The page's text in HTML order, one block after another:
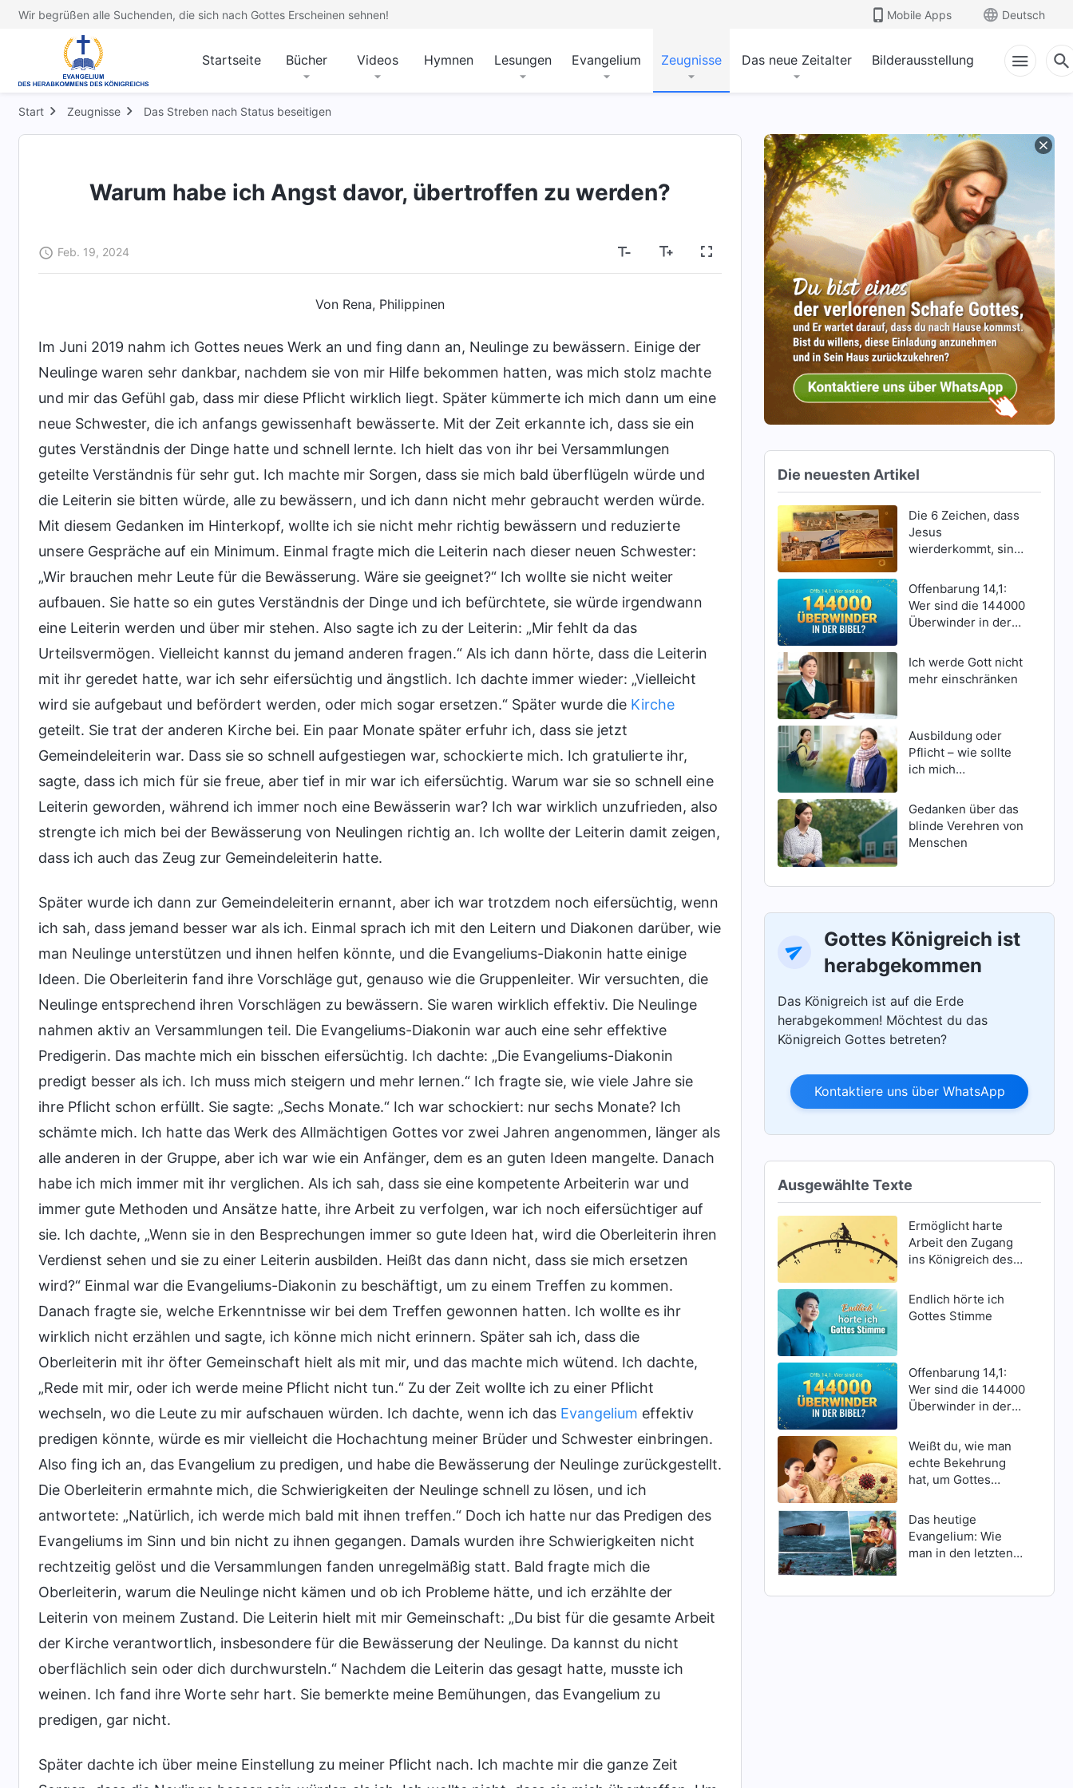
Wir begrüßen alle Suchenden, die sich nach Gottes Erscheinen sehnen! Mobile Apps Deutsch
Startseite Bücher Videos Hymnen Lesungen Evangelium Zeugnisse Das neue Zeitalter Bilderausstellung
Start Zeugnisse Das Streben nach Status beseitigen
Warum habe ich Angst davor, übertroffen zu werden?
Feb. 19, 2024
Von Rena, Philippinen
Im Juni 2019 nahm ich Gottes neues Werk an und fing dann an, Neulinge zu bewässern. Einige der
Neulinge waren sehr dankbar, nachdem sie von mir Hilfe bekommen hatten, was mich stolz machte
und mir das Gefühl gab, dass mir diese Pflicht wirklich liegt. Später kümmerte ich mich dann um eine
neue Schwester, die ich anfangs gewissenhaft bewässerte. Mit der Zeit erkannte ich, dass sie ein
gutes Verständnis der Dinge hatte und schnell lernte. Ich hielt das von ihr bei Versammlungen
geteilte Verständnis für sehr gut. Ich machte mir Sorgen, dass sie mich bald überflügeln würde und
die Leiterin sie bitten würde, alle zu bewässern, und ich dann nicht mehr gebraucht werden würde.
Mit diesem Gedanken im Hinterkopf, wollte ich sie nicht mehr richtig bewässern und reduzierte
unsere Gespräche auf ein Minimum. Einmal fragte mich die Leiterin nach dieser neuen Schwester:
„Wir brauchen mehr Leute für die Bewässerung. Wäre sie geeignet?“ Ich wollte sie nicht weiter
aufbauen. Sie hatte so ein gutes Verständnis der Dinge und ich befürchtete, sie würde irgendwann
eine Leiterin werden und über mir stehen. Also sagte ich zu der Leiterin: „Mir fehlt da das
Urteilsvermögen. Vielleicht kannst du jemand anderen fragen.“ Als ich dann hörte, dass die Leiterin
mit ihr geredet hatte, war ich sehr eifersüchtig und ängstlich. Ich dachte immer wieder: „Vielleicht
wird sie aufgebaut und befördert werden, oder mich sogar ersetzen.“ Später wurde die Kirche
geteilt. Sie trat der anderen Kirche bei. Ein paar Monate später erfuhr ich, dass sie jetzt
Gemeindeleiterin war. Dass sie so schnell aufgestiegen war, schockierte mich. Ich gratulierte ihr,
sagte, dass ich mich für sie freue, aber tief in mir war ich eifersüchtig. Warum war sie so schnell eine
Leiterin geworden, während ich immer noch eine Bewässerin war? Ich war wirklich unzufrieden, also
strengte ich mich bei der Bewässerung von Neulingen richtig an. Ich wollte der Leiterin damit zeigen,
dass ich auch das Zeug zur Gemeindeleiterin hatte.
Später wurde ich dann zur Gemeindeleiterin ernannt, aber ich war trotzdem noch eifersüchtig, wenn
ich sah, dass jemand besser war als ich. Einmal sprach ich mit den Leitern und Diakonen darüber, wie
man Neulinge unterstützen und ihnen helfen könnte, und die Evangeliums-Diakonin hatte einige
Ideen. Die Oberleiterin fand ihre Vorschläge gut, genauso wie die Gruppenleiter. Wir versuchten, die
Neulinge entsprechend ihren Vorschlägen zu bewässern. Sie waren wirklich effektiv. Die Neulinge
nahmen aktiv an Versammlungen teil. Die Evangeliums-Diakonin war auch eine sehr effektive
Predigerin. Das machte mich ein bisschen eifersüchtig. Ich dachte: „Die Evangeliums-Diakonin
predigt besser als ich. Ich muss mich steigern und mehr lernen.“ Ich fragte sie, wie viele Jahre sie
ihre Pflicht schon erfüllt. Sie sagte: „Sechs Monate.“ Ich war schockiert: nur sechs Monate? Ich
schämte mich. Ich hatte das Werk des Allmächtigen Gottes vor zwei Jahren angenommen, länger als
alle anderen in der Gruppe, aber ich war wie ein Anfänger, dem es an guten Ideen mangelte. Danach
habe ich mich immer mit ihr verglichen. Als ich sah, dass sie eine kompetente Arbeiterin war und
immer gute Methoden und Ansätze hatte, ihre Arbeit zu verfolgen, war ich noch eifersüchtiger auf
sie. Ich dachte, „Wenn sie in den Besprechungen immer so gute Ideen hat, wird die Oberleiterin ihren
Verdienst sehen und sie zu einer Leiterin ausbilden. Heißt das dann nicht, dass sie mich ersetzen
wird?“ Einmal war die Evangeliums-Diakonin zu beschäftigt, um zu einem Treffen zu kommen.
Danach fragte sie, welche Erkenntnisse wir bei dem Treffen gewonnen hatten. Ich wollte es ihr
wirklich nicht erzählen und sagte, ich könne mich nicht erinnern. Später sah ich, dass die
Oberleiterin mit ihr öfter Gemeinschaft hielt als mit mir, und das machte mich wütend. Ich dachte,
„Rede mit mir, oder ich werde meine Pflicht nicht tun.“ Zu der Zeit wollte ich zu einer Pflicht
wechseln, wo die Leute zu mir aufschauen würden. Ich dachte, wenn ich das Evangelium effektiv
predigen könnte, würde es mir vielleicht die Hochachtung meiner Brüder und Schwester einbringen.
Also fing ich an, das Evangelium zu predigen, und habe die Bewässerung der Neulinge zurückgestellt.
Die Oberleiterin ermahnte mich, die Schwierigkeiten der Neulinge schnell zu lösen, und ich
antwortete: „Natürlich, ich werde mich bald mit ihnen treffen.“ Doch ich hatte nur das Predigen des
Evangeliums im Sinn und bin nicht zu ihnen gegangen. Damals wurden ihre Schwierigkeiten nicht
rechtzeitig gelöst und die Versammlungen fanden unregelmäßig statt. Bald fragte mich die
Oberleiterin, warum die Neulinge nicht kämen und ob ich Probleme hätte, und ich erzählte der
Leiterin von meinem Zustand. Die Leiterin hielt mit mir Gemeinschaft: „Du bist für die gesamte Arbeit
der Kirche verantwortlich, insbesondere für die Bewässerung der Neulinge. Da kannst du nicht
oberflächlich sein oder dich durchwursteln.“ Nachdem die Leiterin das gesagt hatte, musste ich
weinen. Ich fand ihre Worte sehr hart. Sie bemerkte meine Bemühungen, das Evangelium zu
predigen, gar nicht.
Später dachte ich über meine Einstellung zu meiner Pflicht nach. Ich machte mir die ganze Zeit
Die neuesten Artikel
Die 6 Zeichen, dass
Jesus
wierderkommt, sind
Offenbarung 14,1:
Wer sind die 144000
Überwinder in der
Ich werde Gott nicht
mehr einschränken
Ausbildung oder
Pflicht – wie sollte
ich mich
Gedanken über das
blinde Verehren von
Menschen
Gottes Königreich ist
herabgekommen
Das Königreich ist auf die Erde
herabgekommen! Möchtest du das
Königreich Gottes betreten?
Kontaktiere uns über WhatsApp
Ausgewählte Texte
Ermöglicht harte
Arbeit den Zugang
ins Königreich des
Endlich hörte ich
Gottes Stimme
Offenbarung 14,1:
Wer sind die 144000
Überwinder in der
Weißt du, wie man
echte Bekehrung
hat, um Gottes
Katastrophen zu
erlangen?
Das heutige
Evangelium: Wie
man in den letzten